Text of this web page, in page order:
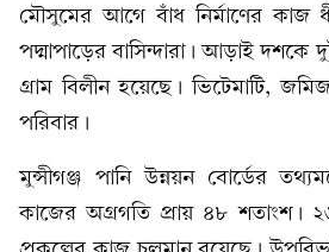
মৌসুমের আগে বাঁধ নির্মাণের কাজ
পদ্মাপাড়ের বাসিন্দারা। আড়াই দশকে
গ্রাম বিলীন হয়েছে। ভিটেমাটি,
পরিবার।
মুন্সীগঞ্জ পানি উন্নয়ন বোর্ডের
কাজের অগ্রগতি প্রায় ৪৮ শতাংশ।